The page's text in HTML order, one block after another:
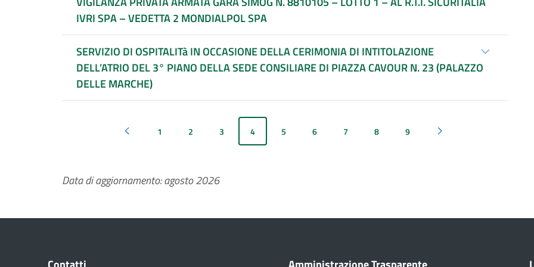
IVRI SPA – VEDETTA 2 MONDIALPOL SPA
SERVIZIO DI OSPITALITà IN OCCASIONE DELLA CERIMONIA DI INTITOLAZIONE
DELL’ATRIO DEL 3° PIANO DELLA SEDE CONSILIARE DI PIAZZA CAVOUR N. 23 (PALAZZO
DELLE MARCHE)
Pagina precedente
1 2 3 4 5 6 7 8 9 Pagina successiva
Data di aggiornamento: agosto 2026